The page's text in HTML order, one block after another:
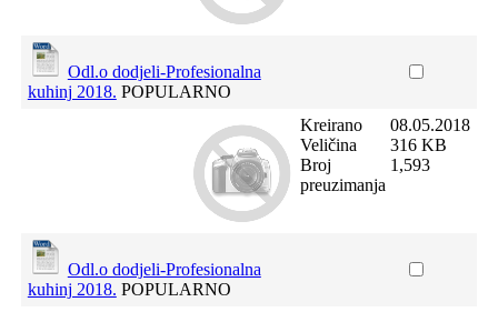
Odl.o dodjeli-Profesionalna
kuhinj 2018. POPULARNO
Kreirano
Veličina
Broj
preuzimanja
08.05.2018
316 KB
1,593
Odl.o dodjeli-Profesionalna
kuhinj 2018. POPULARNO